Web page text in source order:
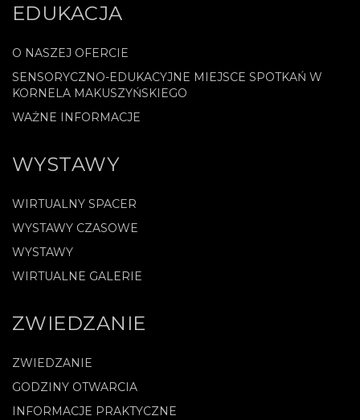
EDUKACJA
O NASZEJ OFERCIE
SENSORYCZNO-EDUKACYJNE MIEJSCE SPOTKAŃ W
KORNELA MAKUSZYŃSKIEGO
WAŻNE INFORMACJE
WYSTAWY
WIRTUALNY SPACER
WYSTAWY CZASOWE
WYSTAWY
WIRTUALNE GALERIE
ZWIEDZANIE
ZWIEDZANIE
GODZINY OTWARCIA
INFORMACJE PRAKTYCZNE